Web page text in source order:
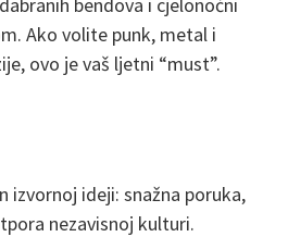
Ako volite punk, metal i
ovo je vaš ljetni “must”.
izvornoj ideji: snažna poruka,
nezavisnoj kulturi.